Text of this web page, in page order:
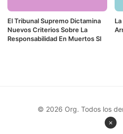
El Tribunal Supremo Dictamina
Nuevos Criterios Sobre La
Responsabilidad En Muertos Sl
×
© 2026 Org. Todos los